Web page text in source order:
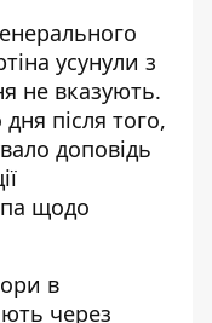
усунули з
не вказують.
після того,
доповідь
щодо
в
через